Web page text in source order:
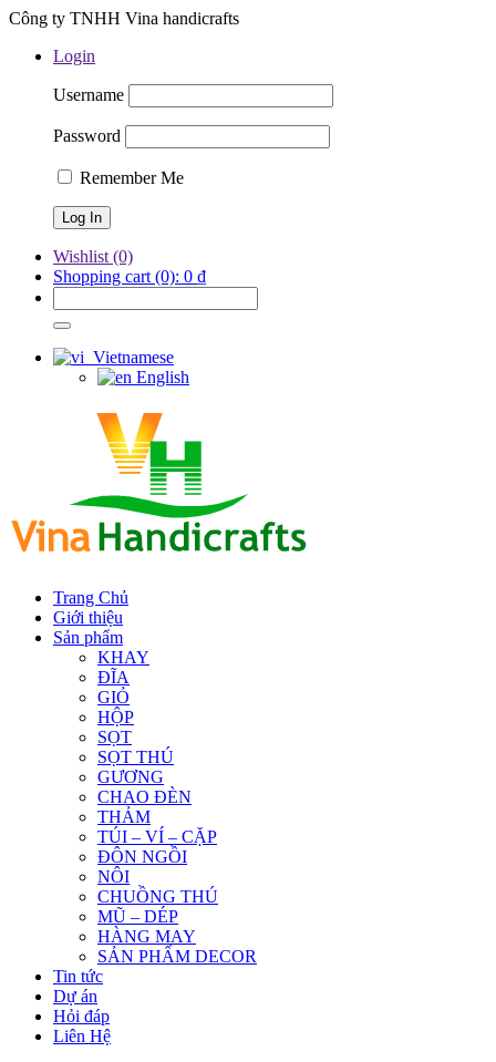
Công ty TNHH Vina handicrafts
Login
Username
Password
Remember Me
Wishlist (0)
Shopping cart (0): 0 ₫
Vietnamese
English
Trang Chủ
Giới thiệu
Sản phẩm
KHAY
ĐĨA
GIỎ
HỘP
SỌT
SỌT THÚ
GƯƠNG
CHAO ĐÈN
THẢM
TÚI – VÍ – CẶP
ĐÔN NGỒI
NÔI
CHUỒNG THÚ
MŨ – DÉP
HÀNG MAY
SẢN PHẨM DECOR
Tin tức
Dự án
Hỏi đáp
Liên Hệ